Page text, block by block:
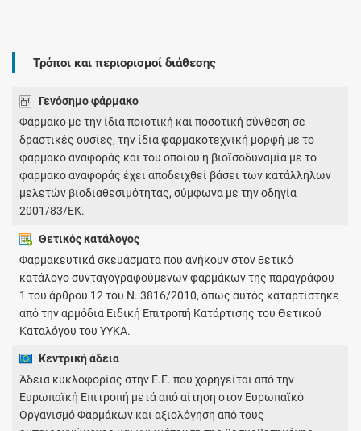
Τρόποι και περιορισμοί διάθεσης
Γενόσημο φάρμακο
Φάρμακο με την ίδια ποιοτική και ποσοτική σύνθεση σε
δραστικές ουσίες, την ίδια φαρμακοτεχνική μορφή με το
φάρμακο αναφοράς και του οποίου η βιοϊσοδυναμία με το
φάρμακο αναφοράς έχει αποδειχθεί βάσει των κατάλληλων
μελετών βιοδιαθεσιμότητας, σύμφωνα με την οδηγία
2001/83/ΕΚ.
Θετικός κατάλογος
Φαρμακευτικά σκευάσματα που ανήκουν στον θετικό
κατάλογο συνταγογραφούμενων φαρμάκων της παραγράφου
1 του άρθρου 12 του Ν. 3816/2010, όπως αυτός καταρτίστηκε
από την αρμόδια Ειδική Επιτροπή Κατάρτισης του Θετικού
Καταλόγου του ΥΥΚΑ.
Κεντρική άδεια
Άδεια κυκλοφορίας στην Ε.Ε. που χορηγείται από την
Ευρωπαϊκή Επιτροπή μετά από αίτηση στον Ευρωπαϊκό
Οργανισμό Φαρμάκων και αξιολόγηση από τους